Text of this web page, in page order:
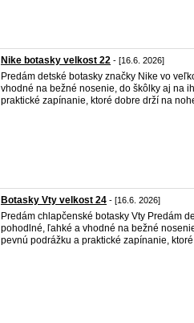
Nike botasky velkost 22 - [16.6. 2026]
Predám detské botasky značky Nike vo
vhodné na bežné nosenie, do škôlky aj na
praktické zapínanie, ktoré dobre drží na
Botasky Vty velkost 24 - [16.6. 2026]
Predám chlapčenské botasky Vty Predám
pohodlné, ľahké a vhodné na bežné
pevnú podrážku a praktické zapínanie,